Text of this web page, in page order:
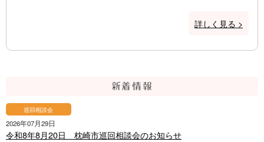
詳しく見る >
新着情報
巡回相談会
2026年07月29日
令和8年8月20日 枕崎市巡回相談会のお知らせ